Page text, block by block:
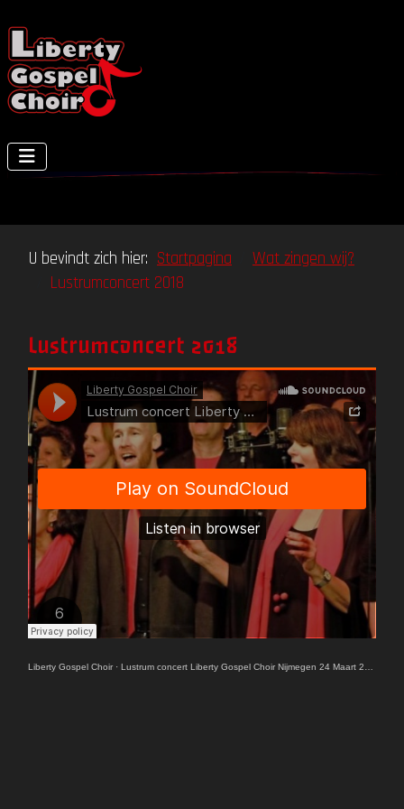
U bevindt zich hier: Startpagina
Wat zingen wij?
Lustrumconcert 2018
Lustrumconcert 2018
Liberty Gospel Choir · Lustrum concert Liberty Gospel Choir Nijmegen 24 Maart 2018